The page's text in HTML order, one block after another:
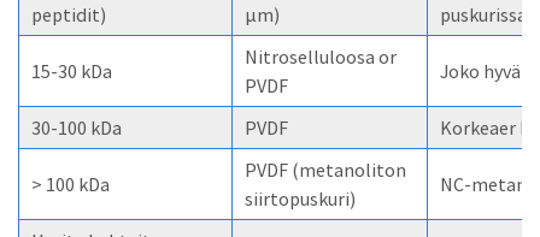
peptidit)
µm)
puskurissa
15-30 kDa
Nitroselluloosa or
PVDF
Joko
30-100 kDa PVDF Korkeaer
> 100 kDa
PVDF (metanoliton
siirtopuskuri)
NC-